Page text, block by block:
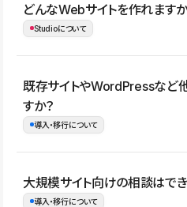
どんなWebサイトを作れますか
Studioについて
コーポレートサイト、サービスサ
グ・メディア、イベントサイト、
ォリオなど幅広く制作できます。
既存サイトやWordPressなど
すか？
導入・移行について
はい。既存サイトの構成やコンテン
Studio上に再構築する形で移行で
大規模サイト向けの相談はで
導入・移行について